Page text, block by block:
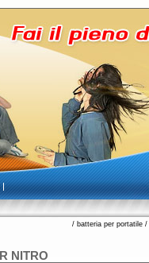
/ batteria per portatile /
NITRO